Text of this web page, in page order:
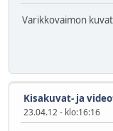
Varikkovaimon
Kisakuvat- ja
23.04.12 - klo:16:16